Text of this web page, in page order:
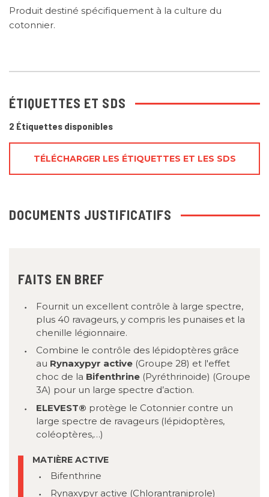
Produit destiné spécifiquement à la culture du
cotonnier.
FAITS EN BREF
Fournit un excellent contrôle à large spectre,
plus 40 ravageurs, y compris les punaises et la
chenille légionnaire.
Combine le contrôle des lépidoptères grâce
au Rynaxypyr active (Groupe 28) et l'effet
choc de la Bifenthrine (Pyréthrinoide) (Groupe
3A) pour un large spectre d’action.
ELEVEST® protège le Cotonnier contre un
large spectre de ravageurs (lépidoptères,
coléoptères,…)
MATIÈRE ACTIVE
Bifenthrine
Rynaxypyr active (Chlorantraniprole)
ÉTIQUETTES ET SDS
2 Étiquettes disponibles
TÉLÉCHARGER LES ÉTIQUETTES ET LES SDS
DOCUMENTS JUSTIFICATIFS